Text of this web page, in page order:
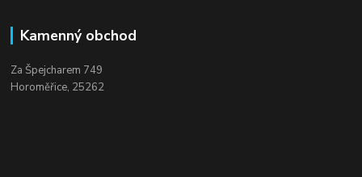
Kamenný obchod
Za Špejcharem 749
Horoměřice, 25262